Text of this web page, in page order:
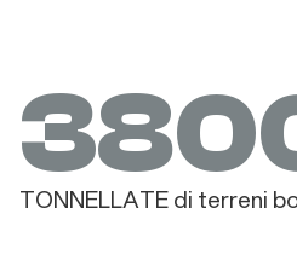
TONNELLATE di terreni